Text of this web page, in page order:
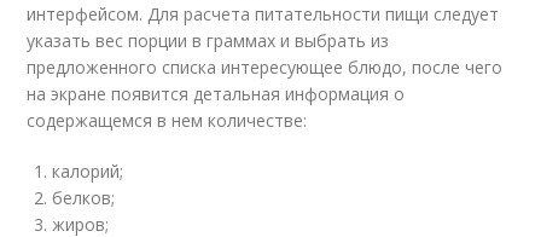
интерфейсом. Для расчета питательности пищи следует
указать вес порции в граммах и выбрать из
предложенного списка интересующее блюдо, после чего
на экране появится детальная информация о
содержащемся в нем количестве:
калорий;
белков;
жиров;